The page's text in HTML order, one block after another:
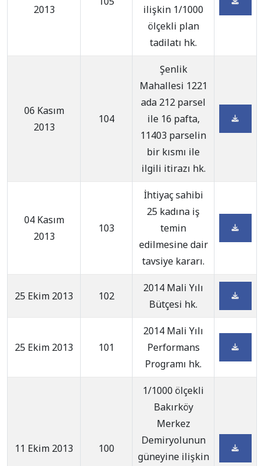
2013
ilişkin 1/1000
ölçekli plan
tadilatı hk.
06 Kasım
2013
104
Şenlik
Mahallesi 1221
ada 212 parsel
ile 16 pafta,
11403 parselin
bir kısmı ile
ilgili itirazı hk.
04 Kasım
2013
103
İhtiyaç sahibi
25 kadına iş
temin
edilmesine dair
tavsiye kararı.
25 Ekim 2013 102
2014 Mali Yılı
Bütçesi hk.
25 Ekim 2013 101
2014 Mali Yılı
Performans
Programı hk.
11 Ekim 2013 100
1/1000 ölçekli
Bakırköy
Merkez
Demiryolunun
güneyine ilişkin